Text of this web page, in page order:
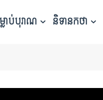
ាប់បុរាណ និទានកថា